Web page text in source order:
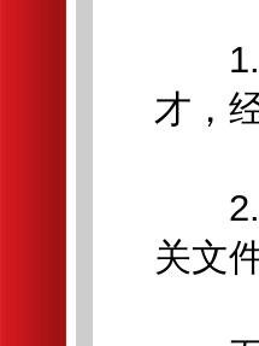
1.符
才，
2.工
关文